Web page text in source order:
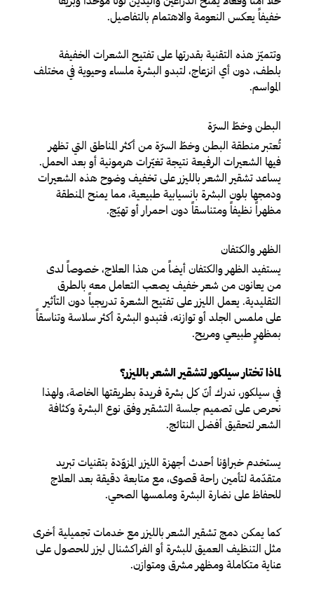
خفيفاً يعكس النعومة والاهتمام بالتفاصيل.
وتتميّز هذه التقنية بقدرتها على تفتيح الشعرات الخفيفة
بلطف، دون أي انزعاج، لتبدو البشرة ملساء وحيوية في مختلف
المواسم.
البطن وخطّ السرّة
تُعتبر منطقة البطن وخطّ السرّة من أكثر المناطق التي تظهر
فيها الشعيرات الرفيعة نتيجة تغيّرات هرمونية أو بعد الحمل.
يساعد تشقير الشعر بالليزر على تخفيف وضوح هذه الشعيرات
ودمجها بلون البشرة بانسيابية طبيعية، مما يمنح المنطقة
مظهراً نظيفاً ومتناسقاً دون احمرار أو تهيّج.
الظهر والكتفان
يستفيد الظهر والكتفان أيضاً من هذا العلاج، خصوصاً لدى
من يعانون من شعر خفيف يصعب التعامل معه بالطرق
التقليدية. يعمل الليزر على تفتيح الشعرة تدريجياً دون التأثير
على ملمس الجلد أو توازنه، فتبدو البشرة أكثر سلاسة وتناسقاً
بمظهرٍ طبيعي ومريح.
لماذا تختار سيلكور لتشقير الشعر بالليزر؟
في سيلكور، ندرك أنّ كل بشرة فريدة بطريقتها الخاصة، ولهذا
نحرص على تصميم جلسة التشقير وفق نوع البشرة وكثافة
الشعر لتحقيق أفضل النتائج.
يستخدم خبراؤنا أحدث أجهزة الليزر المزوّدة بتقنيات تبريد
متقدّمة لتأمين راحة قصوى، مع متابعة دقيقة بعد العلاج
للحفاظ على نضارة البشرة وملمسها الصحي.
كما يمكن دمج تشقير الشعر بالليزر مع خدمات تجميلية أخرى
مثل التنظيف العميق للبشرة أو الفراكشنال ليزر للحصول على
عناية متكاملة ومظهر مشرق ومتوازن.